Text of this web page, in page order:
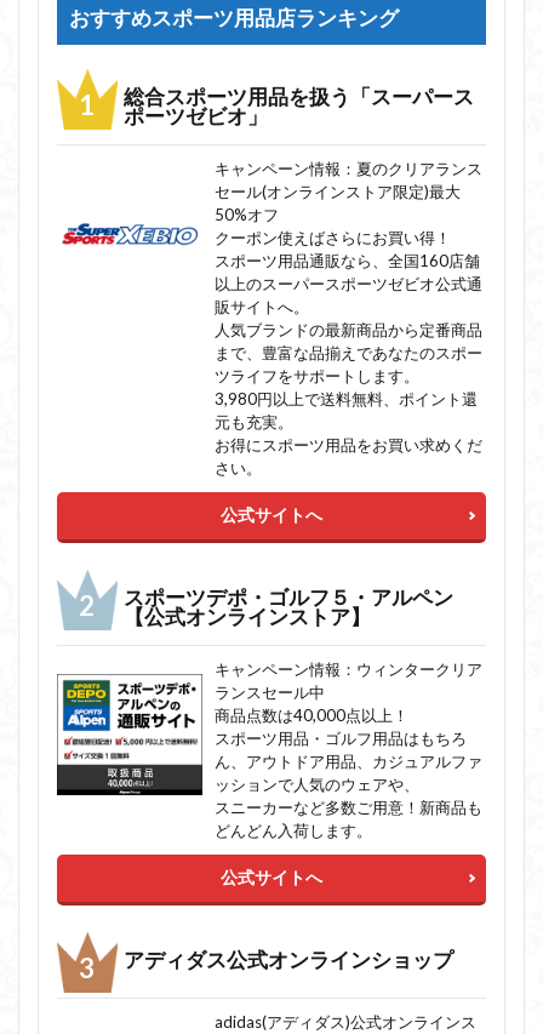
おすすめスポーツ用品店ランキング
総合スポーツ用品を扱う「スーパース
ポーツゼビオ」
キャンペーン情報：夏のクリアランス
セール(オンラインストア限定)最大
50%オフ
クーポン使えばさらにお買い得！
スポーツ用品通販なら、全国160店舗
以上のスーパースポーツゼビオ公式通
販サイトへ。
人気ブランドの最新商品から定番商品
まで、豊富な品揃えであなたのスポー
ツライフをサポートします。
3,980円以上で送料無料、ポイント還
元も充実。
お得にスポーツ用品をお買い求めくだ
さい。
公式サイトへ
スポーツデポ・ゴルフ５・アルペン
【公式オンラインストア】
キャンペーン情報：ウィンタークリア
ランスセール中
商品点数は40,000点以上！
スポーツ用品・ゴルフ用品はもちろ
ん、アウトドア用品、カジュアルファ
ッションで人気のウェアや、
スニーカーなど多数ご用意！新商品も
どんどん入荷します。
公式サイトへ
アディダス公式オンラインショップ
adidas(アディダス)公式オンラインス